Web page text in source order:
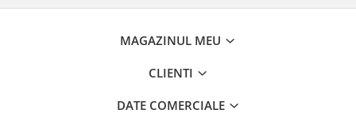
MAGAZINUL MEU
CLIENTI
DATE COMERCIALE